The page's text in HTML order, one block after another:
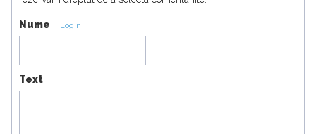
Nume Login
Text